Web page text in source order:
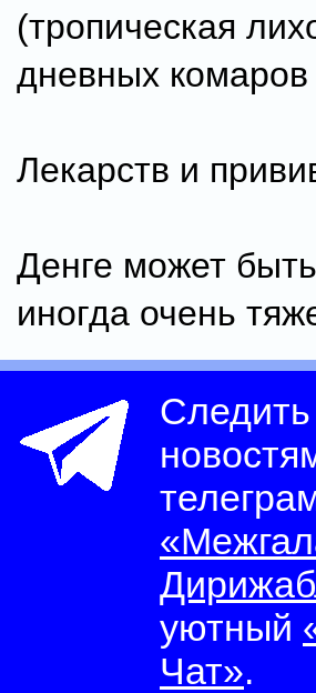
(тропическая
дневных
Лекарств и
Денге может
иногда очень
уютный
Чат».